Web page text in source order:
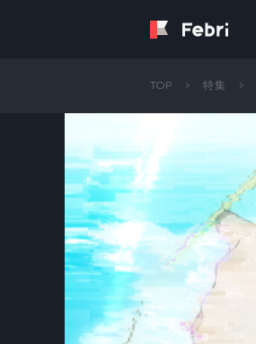
TOP 特集